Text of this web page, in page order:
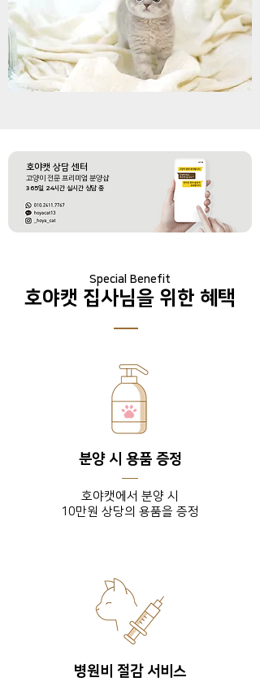
호야캣 상담 센터
​고양이 전문 프리미엄 분양샵
365일 24시간 실시간 상담 중
Special Benefit
호야캣 집사님을 위한 혜택
분양 시 용품 증정
호야캣에서 분양 시
10만원 상당의 용품을 증정
병원비 절감 서비스